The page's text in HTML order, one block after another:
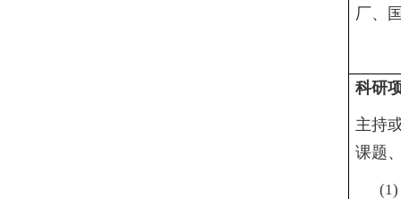
厂、
科研
主持
课题
(1)